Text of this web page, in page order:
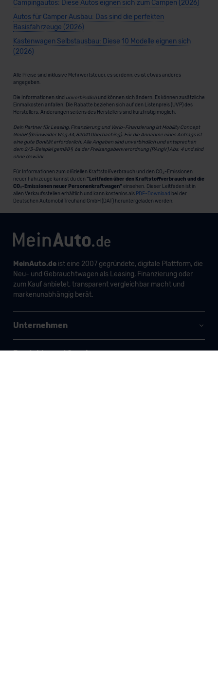
Campingautos: Diese Autos eignen sich zum Campen (2026)
Autos für Camper Ausbau: Das sind die perfekten
Basisfahrzeuge (2026)
Kastenwagen Selbstausbau: Diese 10 Modelle eignen sich
(2026)
Alle Preise sind inklusive Mehrwertsteuer, es sei denn, es ist etwas anderes
angegeben.
Die Informationen sind unverbindlichund können sich ändern. Es können zusätzliche
Einmalkosten anfallen. Die Rabatte beziehen sich auf den Listenpreis (UVP) des
Herstellers. Änderungen seitens des Herstellers sind kurzfristig möglich.
Dein Partner für Leasing, Finanzierung und Vario-Finanzierung ist Mobility Concept
GmbH (Grünwalder Weg 34, 82041 Oberhaching). Für die Annahme eines Antrags ist
eine gute Bonität erforderlich. Alle Angaben sind unverbindlich und entsprechen
dem 2/3-Beispiel gemäß § 6a der Preisangabenverordnung (PAngV) Abs. 4 und sind
ohne Gewähr.
Für Informationen zum offiziellen Kraftstoffverbrauch und den CO₂-Emissionen
neuer Fahrzeuge kannst du den "Leitfaden über den Kraftstoffverbrauch und die
CO₂-Emissionen neuer Personenkraftwagen" einsehen. Dieser Leitfaden ist in
allen Verkaufsstellen erhältlich und kann kostenlos als PDF-Download bei der
Deutschen Automobil Treuhand GmbH (DAT) heruntergeladen werden.
MeinAuto.deist eine 2007 gegründete, digitale Plattform, die
Neu- und Gebrauchtwagen als Leasing, Finanzierung oder
zum Kauf anbietet, transparent vergleichbar macht und
markenunabhängig berät.
Unternehmen
Produkte und Services